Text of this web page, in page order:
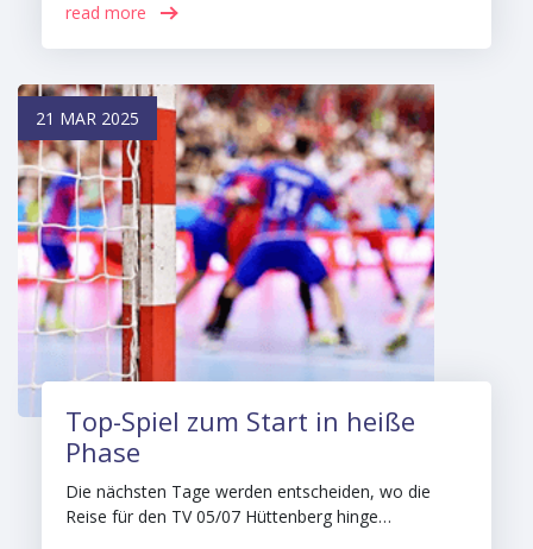
read more
21 MAR 2025
Top-Spiel zum Start in heiße
Phase
Die nächsten Tage werden entscheiden, wo die
Reise für den TV 05/07 Hüttenberg hinge…